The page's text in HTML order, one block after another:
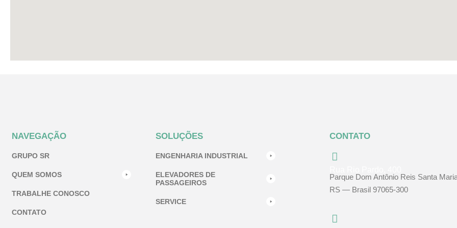
NAVEGAÇÃO
GRUPO SR
QUEM SOMOS
TRABALHE CONOSCO
CONTATO
SOLUÇÕES
ENGENHARIA INDUSTRIAL
ELEVADORES DE
PASSAGEIROS
SERVICE
CONTATO
Parque Dom Antônio Reis Santa
RS — Brasil 97065-300